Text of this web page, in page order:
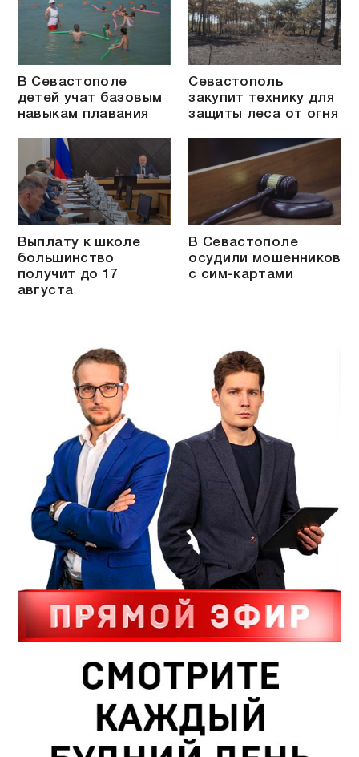
В Севастополе
детей учат базовым
навыкам плавания
Севастополь
закупит технику для
защиты леса от огня
Выплату к школе
большинство
получит до 17
августа
В Севастополе
осудили мошенников
с сим-картами